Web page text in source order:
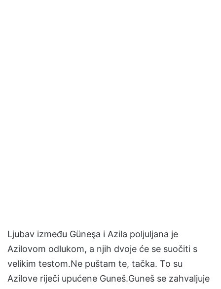
Ljubav između Güneşa i Azila poljuljana je
Azilovom odlukom, a njih dvoje će se suočiti s
velikim testom.Ne puštam te, tačka. To su
Azilove riječi upućene Guneš.Guneš se zahvaljuje